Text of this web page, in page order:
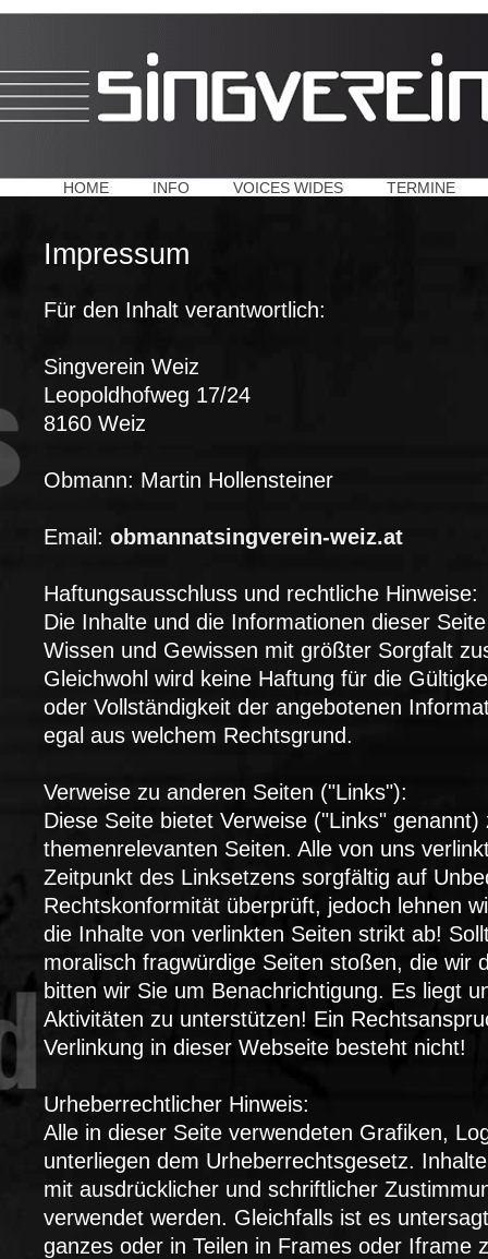
HOME INFO VOICES WIDES TERMINE
Impressum
Für den Inhalt verantwortlich:
Singverein Weiz
Leopoldhofweg 17/24
8160 Weiz
Obmann: Martin Hollensteiner
Email: obmannatsingverein-weiz.at
Haftungsausschluss und rechtliche Hinweise:
Die Inhalte und die Informationen dieser
Wissen und Gewissen mit größter Sorgfalt
Gleichwohl wird keine Haftung für die
oder Vollständigkeit der angebotenen
egal aus welchem Rechtsgrund.
Verweise zu anderen Seiten ("Links"):
Diese Seite bietet Verweise ("Links"
themenrelevanten Seiten. Alle von uns
Zeitpunkt des Linksetzens sorgfältig auf
Rechtskonformität überprüft, jedoch lehnen
die Inhalte von verlinkten Seiten strikt ab!
moralisch fragwürdige Seiten stoßen, die wir
bitten wir Sie um Benachrichtigung. Es liegt
Aktivitäten zu unterstützen! Ein
Verlinkung in dieser Webseite besteht nicht!
Urheberrechtlicher Hinweis:
Alle in dieser Seite verwendeten Grafiken,
unterliegen dem Urheberrechtsgesetz.
mit ausdrücklicher und schriftlicher
verwendet werden. Gleichfalls ist es
ganzes oder in Teilen in Frames oder Iframe